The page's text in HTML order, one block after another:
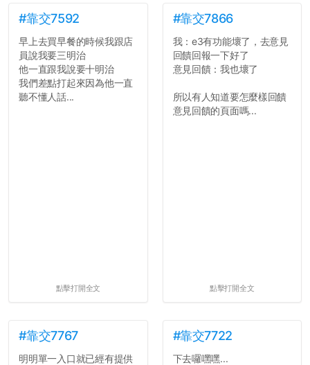
#靠交7592
早上去買早餐的時候我跟店
員說我要三明治
他一直跟我說要十明治
我們差點打起來因為他一直
聽不懂人話...
點擊打開全文
#靠交7866
我：e3有功能壞了，去意見
回饋回報一下好了
意見回饋：我也壞了
所以有人知道要怎麼樣回饋
意見回饋的頁面嗎...
點擊打開全文
#靠交7767
明明單一入口就已經有提供
#靠交7722
下去囉嘿嘿...